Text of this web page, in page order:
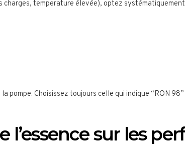
temperature élevée), optez
pompe. Choisissez toujours celle qui indique “RON
l’essence sur les